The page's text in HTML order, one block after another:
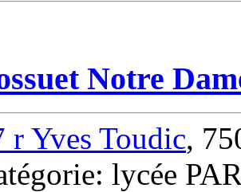
Notre
r Yves Toudic,
lycée